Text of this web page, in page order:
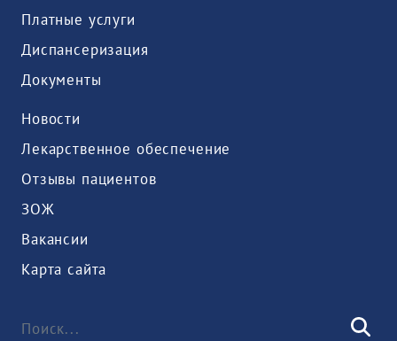
Платные услуги
Диспансеризация
Документы
Новости
Лекарственное обеспечение
Отзывы пациентов
ЗОЖ
Вакансии
Карта сайта